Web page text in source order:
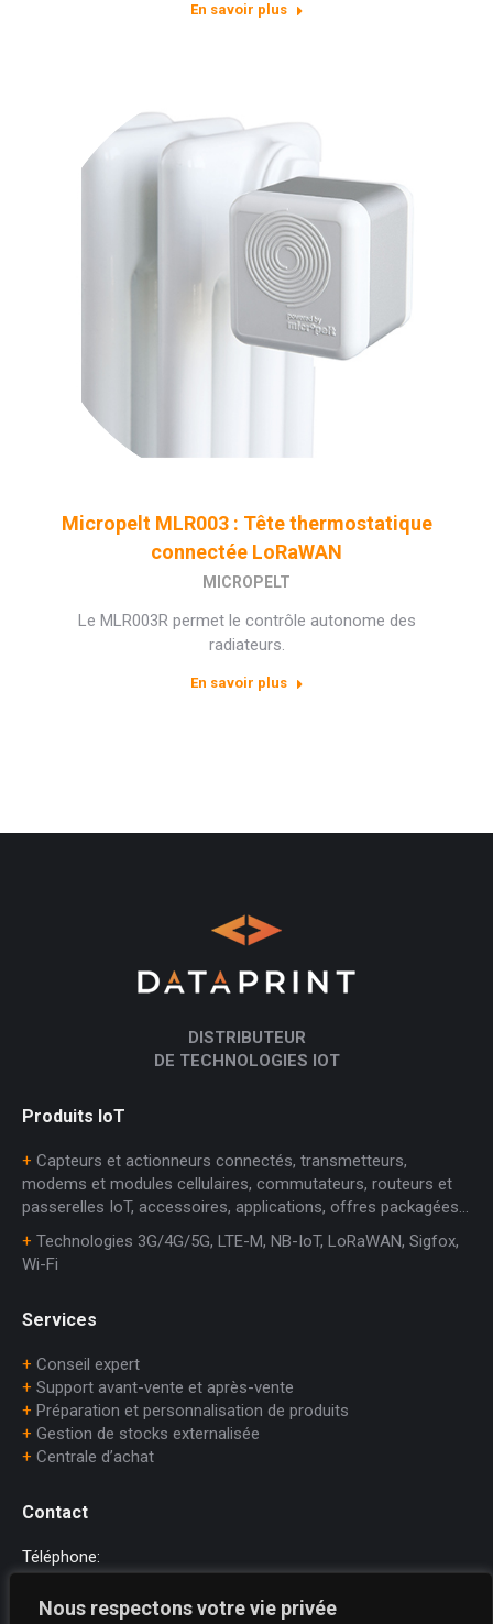
Nous respectons votre vie privée
En savoir plus
Micropelt MLR003 : Tête thermostatique
connectée LoRaWAN
MICROPELT
Le MLR003R permet le contrôle autonome des
radiateurs.
En savoir plus
DISTRIBUTEUR
DE TECHNOLOGIES IOT
Produits IoT
+ Capteurs et actionneurs connectés, transmetteurs,
modems et modules cellulaires, commutateurs, routeurs et
passerelles IoT, accessoires, applications, offres packagées…
+ Technologies 3G/4G/5G, LTE-M, NB-IoT, LoRaWAN, Sigfox,
Wi-Fi
Services
+ Conseil expert
+ Support avant-vente et après-vente
+ Préparation et personnalisation de produits
+ Gestion de stocks externalisée
+ Centrale d’achat
Contact
Téléphone: